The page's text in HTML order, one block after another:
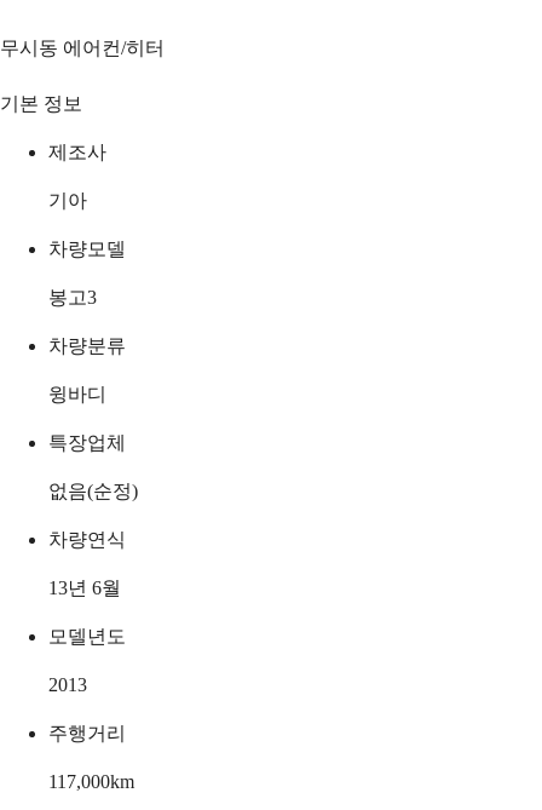
무시동 에어컨/히터
기본 정보
제조사
기아
차량모델
봉고3
차량분류
윙바디
특장업체
없음(순정)
차량연식
13년 6월
모델년도
2013
주행거리
117,000km